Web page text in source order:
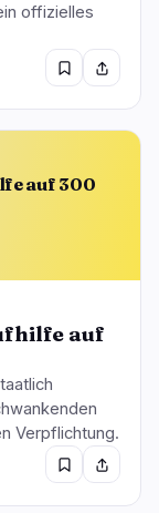
offizielles
auf 300
auf
Verpflichtung.